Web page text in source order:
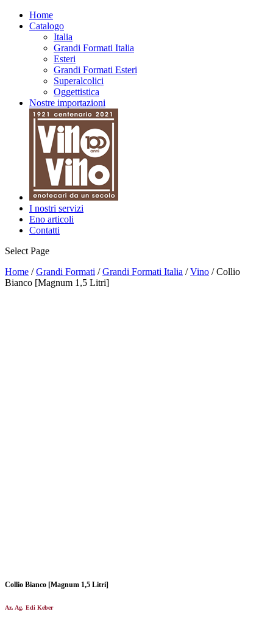
Home
Catalogo
Italia
Grandi Formati Italia
Esteri
Grandi Formati Esteri
Superalcolici
Oggettistica
Nostre importazioni
I nostri servizi
Eno articoli
Contatti
Select Page
Home /Grandi Formati /Grandi Formati Italia /Vino / Collio
Bianco [Magnum 1,5 Litri]
Collio Bianco [Magnum 1,5 Litri]
Az. Ag. Edi Keber